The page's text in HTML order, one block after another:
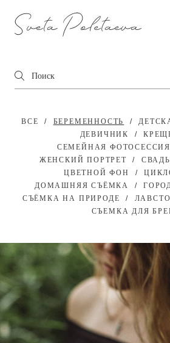
ВСЕ БЕРЕМЕННОСТЬ
ДЕВИЧНИК
СЕМЕЙНАЯ ФОТОСЕССИЯ
ЖЕНСКИЙ ПОРТРЕТ
ЦВЕТНОЙ ФОН
ДОМАШНЯЯ СЪЁМКА
СЪЁМКА НА ПРИРОДЕ
СЪЕМКА ДЛЯ